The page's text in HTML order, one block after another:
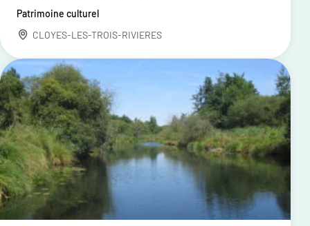
Patrimoine culturel
CLOYES-LES-TROIS-RIVIERES